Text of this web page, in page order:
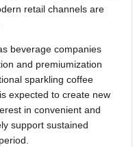
retail channels are
beverage companies
and premiumization
sparkling coffee
expected to create new
in convenient and
support sustained